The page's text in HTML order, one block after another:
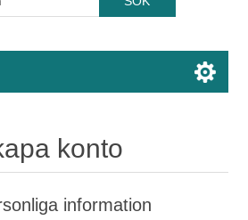
konto
information